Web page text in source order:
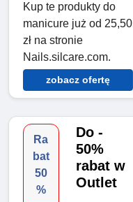
Kup te produkty do
manicure już od 25,50
zł na stronie
Nails.silcare.com.
zobacz ofertę
Ra
bat
50
%
Do -
50%
rabat w
Outlet